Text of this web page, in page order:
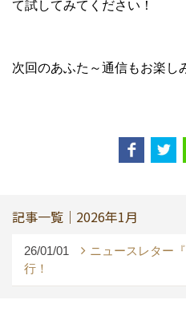
て試してみてください！
次回のあふた～通信もお楽し
記事一覧｜2026年1月
26/01/01
ニュースレター
行！